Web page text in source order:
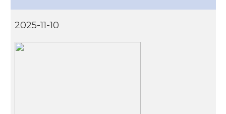
2025-11-10